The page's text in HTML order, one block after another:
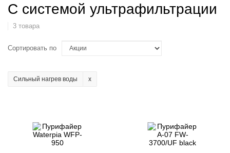
С системой ультрафильтрации
3 товара
Сортировать по
Сильный нагрев воды